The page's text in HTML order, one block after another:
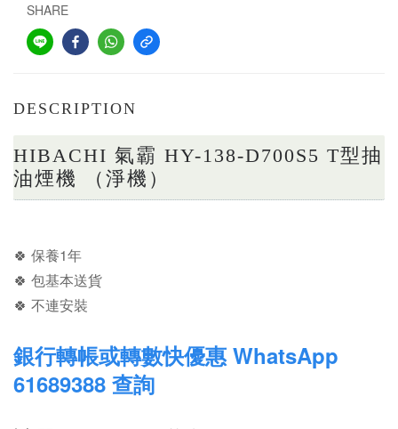
SHARE
DESCRIPTION
HIBACHI 氣霸 HY-138-D700S5 T型抽
油煙機 （淨機）
🍀 保養1年
🍀 包基本送貨
🍀 不連安裝
銀行轉帳或轉數快優惠 WhatsApp
61689388 查詢